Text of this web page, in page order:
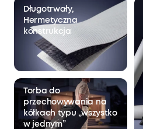
Długotrwały,
Hermetyczna
konstrukcja
Torba do
przechowywania na
kółkach typu „wszystko
w jednym”